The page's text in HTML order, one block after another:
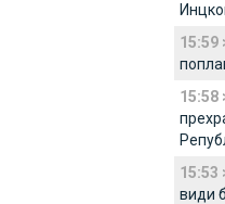
15:59
15:58
15:53
види